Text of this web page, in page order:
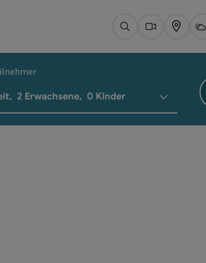
SuchenWebcams
Karte
und Personenfelder
, 2 Erwachsene, 0 Kinder